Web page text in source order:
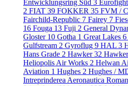
Entwicklungsring Süd 3
2 FIAT 39 FOKKER 35 FVM /
Fairchild-Republic 7 Fairey 7
16 Fouga 13 Fuji 2 General
Gloster 10 Gotha 1 Great Lakes 6
Gulfstream 2 Gyroflug 9 HAL 3
Hans Grade 2 Hawker32
Heliopolis Air Works 2 Helwan
Aviation 1 Hughes 2 Hughes /
Intreprinderea Aeronautica